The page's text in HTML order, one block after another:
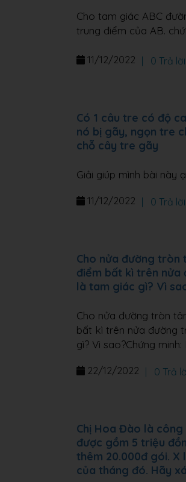
Cho tam giác ABC
trung điểm của AB.
11/12/2022 0 Trả lời
Có 1 câu tre có độ
nó bị gãy, ngọn tre
chỗ cây tre gãy
Giải giúp mình bài này
11/12/2022 0 Trả lời
Cho nửa đường tròn
điểm bất kì trên nửa
là tam giác gì? Vì
Cho nửa đường tròn
bất kì trên nửa đường
gì? Vì sao?Chứng
22/12/2022 0 Trả
Chị Hoa Đào là
được gồm 5 triệu
thêm 20.000đ gói.
của tháng đó. Hãy